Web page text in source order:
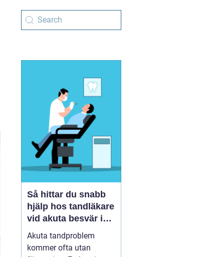
Så hittar du snabb
hjälp hos tandläkare
vid akuta besvär i
malmö
Akuta tandproblem
kommer ofta utan